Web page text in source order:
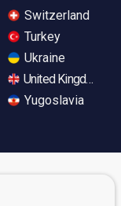
Switzerland
Turkey
Ukraine
United Kingdom
Yugoslavia